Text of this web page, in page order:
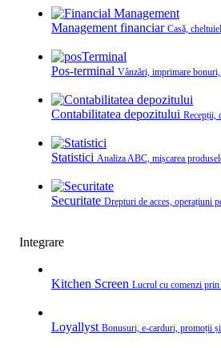
Management financiar Casă,
Pos-terminal Vânzări, imprimare
Contabilitatea depozitului Recepții,
Statistici Analiza ABC, mișcarea
Securitate Drepturi de acces, operațiuni
Integrare
Kitchen Screen Lucrul cu comenzi
Loyallyst Bonusuri, e‑carduri, promoții